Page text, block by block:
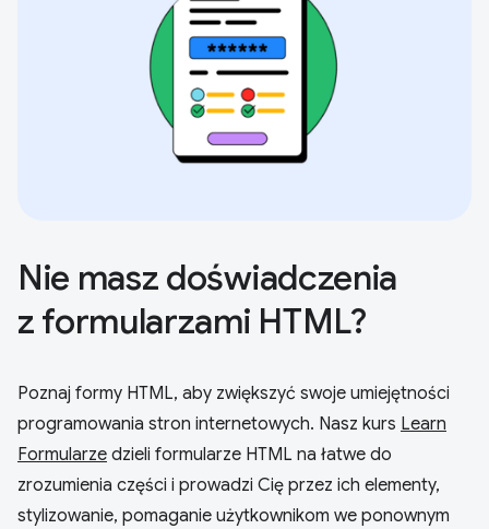
Nie masz doświadczenia
z formularzami HTML?
Poznaj formy HTML, aby zwiększyć swoje umiejętności
programowania stron internetowych. Nasz kurs Learn
Formularze dzieli formularze HTML na łatwe do
zrozumienia części i prowadzi Cię przez ich elementy,
stylizowanie, pomaganie użytkownikom we ponownym